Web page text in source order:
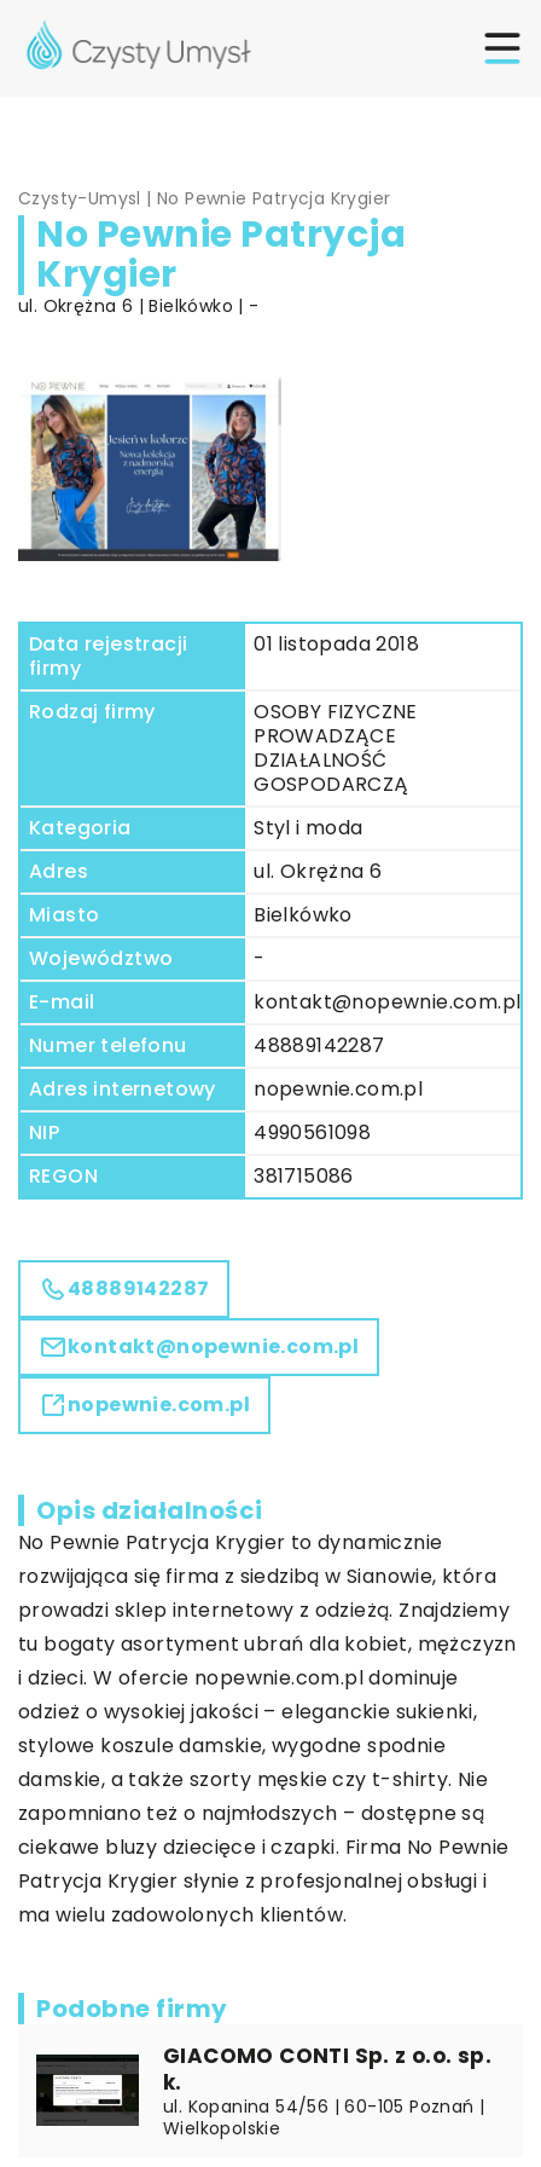
Czysty-Umysl |No Pewnie Patrycja Krygier
No Pewnie Patrycja
Krygier
ul. Okrężna 6 | Bielkówko | -
Data rejestracji
firmy
01 listopada 2018
Rodzaj firmy
OSOBY FIZYCZNE
PROWADZĄCE
DZIAŁALNOŚĆ
GOSPODARCZĄ
Kategoria
Styl i moda
Adres
ul. Okrężna 6
Miasto
Bielkówko
Województwo
-
E-mail
kontakt@nopewnie.com.pl
Numer telefonu
48889142287
Adres internetowy
nopewnie.com.pl
NIP
4990561098
REGON
381715086
48889142287
kontakt@nopewnie.com.pl
nopewnie.com.pl
Opis działalności
No Pewnie Patrycja Krygier to dynamicznie
rozwijająca się firma z siedzibą w Sianowie, która
prowadzi sklep internetowy z odzieżą. Znajdziemy
tu bogaty asortyment ubrań dla kobiet, mężczyzn
i dzieci. W ofercie nopewnie.com.pl dominuje
odzież o wysokiej jakości – eleganckie sukienki,
stylowe koszule damskie, wygodne spodnie
damskie, a także szorty męskie czy t-shirty. Nie
zapomniano też o najmłodszych – dostępne są
ciekawe bluzy dziecięce i czapki. Firma No Pewnie
Patrycja Krygier słynie z profesjonalnej obsługi i
ma wielu zadowolonych klientów.
Podobne firmy
GIACOMO CONTI Sp. z o.o. sp.
k.
ul. Kopanina 54/56 | 60-105 Poznań |
Wielkopolskie